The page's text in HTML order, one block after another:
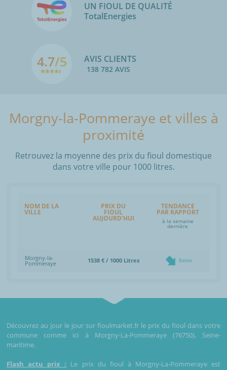
UN FIOUL DE QUALITÉ
TotalEnergies
4.7/5 AVIS CLIENTS
138 782 AVIS
Morgny-la-Pommeraye et villes à
proximité
Retrouvez la moyenne des prix du fioul domestique
dans votre ville pour 1000 litres.
NOM DE LA
VILLE
PRIX DU
FIOUL
AUJOURD'HUI
TENDANCE
PAR RAPPORT
à la semaine
dernière
Morgny-la-
Pommeraye 1538 € / 1000 Litres Baisse
Découvrez au jour le jour sur fioulmarket.fr le prix du fioul dans votre
commune comme ici à Morgny-La-Pommeraye (76750), Seine-
maritime.
Flash actu prix : Le prix du fioul à Morgny-La-Pommeraye est